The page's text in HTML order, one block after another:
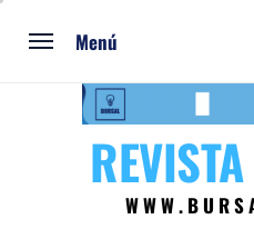
Ir
Menú